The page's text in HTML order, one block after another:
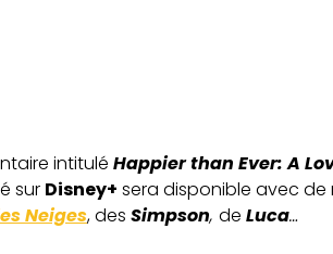
intitulé Happier than Ever: A
sur Disney+ sera disponible avec
Neiges, des Simpson, de Luca…